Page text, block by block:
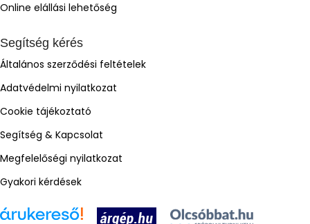
Online elállási lehetőség
Segítség kérés
Általános szerződési feltételek
Adatvédelmi nyilatkozat
Cookie tájékoztató
Segítség & Kapcsolat
Megfelelőségi nyilatkozat
Gyakori kérdések